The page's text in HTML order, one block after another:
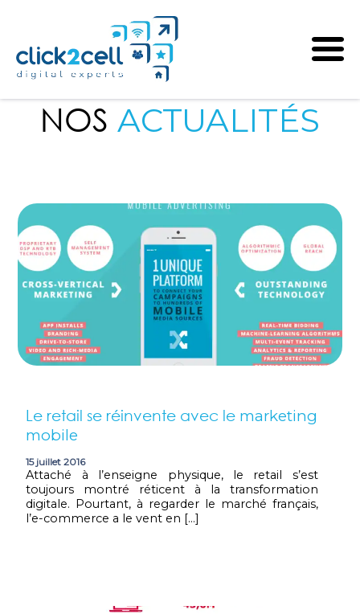
NOS ACTUALITÉS
Le retail se réinvente avec le marketing
mobile
15 juillet 2016
Attaché à l’enseigne physique, le retail s’est
toujours montré réticent à la transformation
digitale. Pourtant, à regarder le marché français,
l’e-commerce a le vent en […]